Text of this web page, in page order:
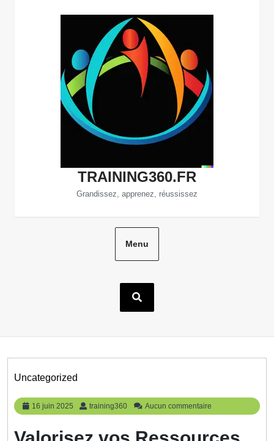
TRAINING360.FR
Grandissez, apprenez, réussissez
Menu
Uncategorized
16 juin 2025
16
juin
training360 training360
Aucun commentaire